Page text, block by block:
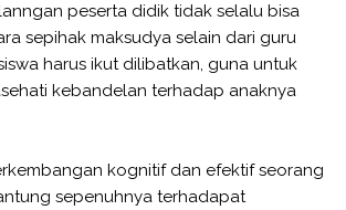
peserta didik tidak selalu bisa
sepihak maksudya selain dari guru
harus ikut dilibatkan, guna untuk
kebandelan terhadap anaknya
kognitif dan efektif seorang
sepenuhnya terhadapat